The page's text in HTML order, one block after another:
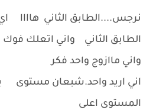
نرجس....الطابق الثاني هاااا
الطابق الثاني واني اتعلك
واني ماازوج واحد فكر
اني اريد واحد.شبعان مستوى
المستوى اعلى